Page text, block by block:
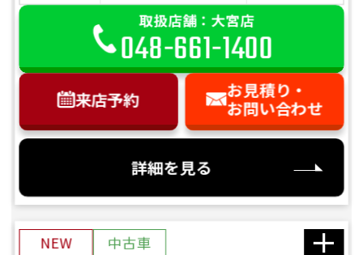
取扱店舗：大宮店
048-661-1400
来店予約
お見積り・
お問い合わせ
詳細を見る
NEW 中古車